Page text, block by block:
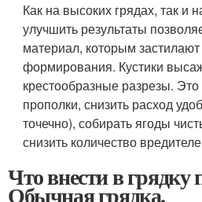
Как на высоких грядах, так и
улучшить результаты
материал, которым
формирования. Кустики
крестообразные разрезы.
прополки, снизить расход
точечно), собирать ягоды
снизить количество
Что внести в грядку
Обычная грядка.